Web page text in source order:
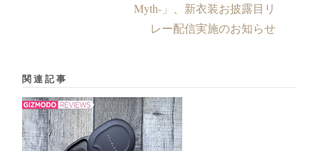
Myth-」、新衣装お披露目リ
レー配信実施のお知らせ
関連記事